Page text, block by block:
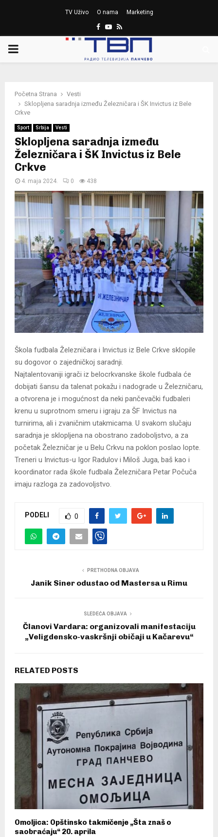
TV Uživo O nama Marketing
Facebook
Youtube
Rss
PRIMARY
Početna Strana
Vesti
Sklopljena saradnja između Železničara i ŠK Invictus iz Bele
Crkve
Sport Srbija Vesti
Sklopljena saradnja između
Železničara i ŠK Invictus iz Bele
Crkve
4. maja 2024. 0 438
Škola fudbala Železničara i Invictus iz Bele Crkve sklopile
su dogovor o zajedničkoj saradnji.
Najtalentovaniji igrači iz belocrkvanske škole fudbala će
dobijati šansu da talenat pokažu i nadograde u Železničaru,
a otvorena je i mogućnost da neki pančevački fudbaleri
krenu u suprotnom smeru i igraju za ŠF Invictus na
turnirima, ali i zvaničnim utakmicama. U svakom slučaju
saradnja je sklopljena na obostrano zadoboljstvo, a za
početak Železničar je u Belu Crkvu na poklon poslao lopte.
Treneri u Invictus-u Igor Radulov i Miloš Juga, baš kao i
koordinator rada škole fudbala Železničara Petar Počuča
imaju razloga za zadovoljstvo.
PODELI 0
PRETHODNA OBJAVA
Janik Siner odustao od Mastersa u Rimu
SLEDEĆA OBJAVA
Članovi Vardara: organizovali manifestaciju
„Veligdensko-vaskršnji običaji u Kačarevu“
RELATED POSTS
Omoljica: Opštinsko takmičenje „Šta znaš o
saobraćaju“ 20. aprila